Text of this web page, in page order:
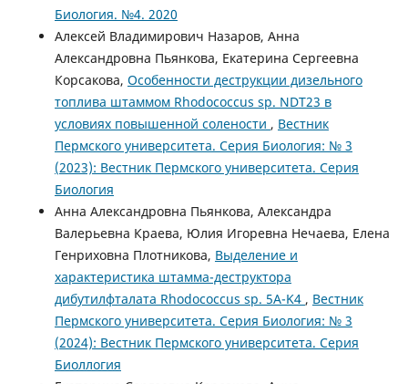
Биология. №4. 2020
Алексей Владимирович Назаров, Анна
Александровна Пьянкова, Екатерина Сергеевна
Корсакова, Особенности деструкции дизельного
топлива штаммом Rhodococcus sp. NDT23 в
условиях повышенной солености , Вестник
Пермского университета. Серия Биология: № 3
(2023): Вестник Пермского университета. Серия
Биология
Анна Александровна Пьянкова, Александра
Валерьевна Краева, Юлия Игоревна Нечаева, Елена
Генриховна Плотникова, Выделение и
характеристика штамма-деструктора
дибутилфталата Rhodococcus sp. 5A-K4 , Вестник
Пермского университета. Серия Биология: № 3
(2024): Вестник Пермского университета. Серия
Биоллогия